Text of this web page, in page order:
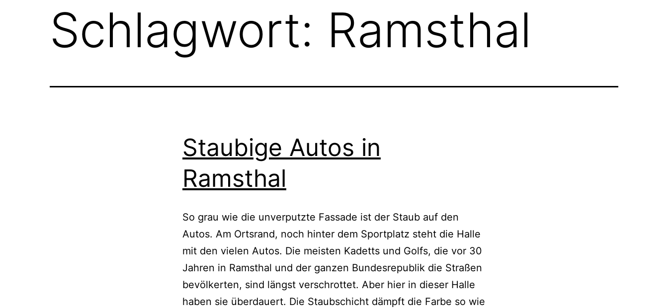
Schlagwort: Ramsthal
Staubige Autos in
Ramsthal
So grau wie die unverputzte Fassade ist der Staub auf den
Autos. Am Ortsrand, noch hinter dem Sportplatz steht die Halle
mit den vielen Autos. Die meisten Kadetts und Golfs, die vor 30
Jahren in Ramsthal und der ganzen Bundesrepublik die Straßen
bevölkerten, sind längst verschrottet. Aber hier in dieser Halle
haben sie überdauert. Die Staubschicht dämpft die Farbe so wie